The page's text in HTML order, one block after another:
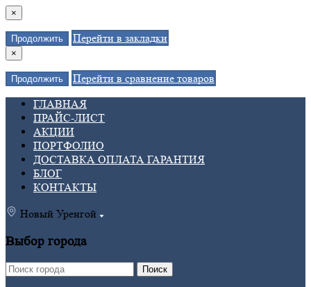
×
Продолжить Перейти в закладки
×
Продолжить
Перейти в сравнение товаров
ГЛАВНАЯ
ПРАЙС-ЛИСТ
АКЦИИ
ПОРТФОЛИО
ДОСТАВКА ОПЛАТА ГАРАНТИЯ
БЛОГ
КОНТАКТЫ
Новый Уренгой
Выбор города
Поиск